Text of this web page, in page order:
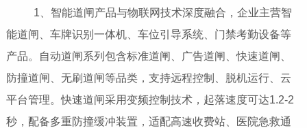
1、智能道闸产品与物联网技术深度融合，企业主营智
能道闸、车牌识别一体机、车位引导系统、门禁考勤设备等
产品。自动道闸系列包含标准道闸、广告道闸、快速道闸、
防撞道闸、无刷道闸等品类，支持远程控制、脱机运行、云
平台管理。快速道闸采用变频控制技术，起落速度可达1.2-2
秒，配备多重防撞缓冲装置，适配高速收费站、医院急救通